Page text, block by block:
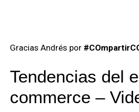
Gracias Andrés por
Tendencias del
commerce –